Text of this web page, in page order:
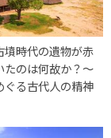
墳時代の遺物が赤
たのは何故か？〜
ぐる古代人の精神